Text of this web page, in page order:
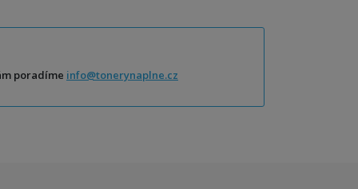
poradíme info@tonerynaplne.cz